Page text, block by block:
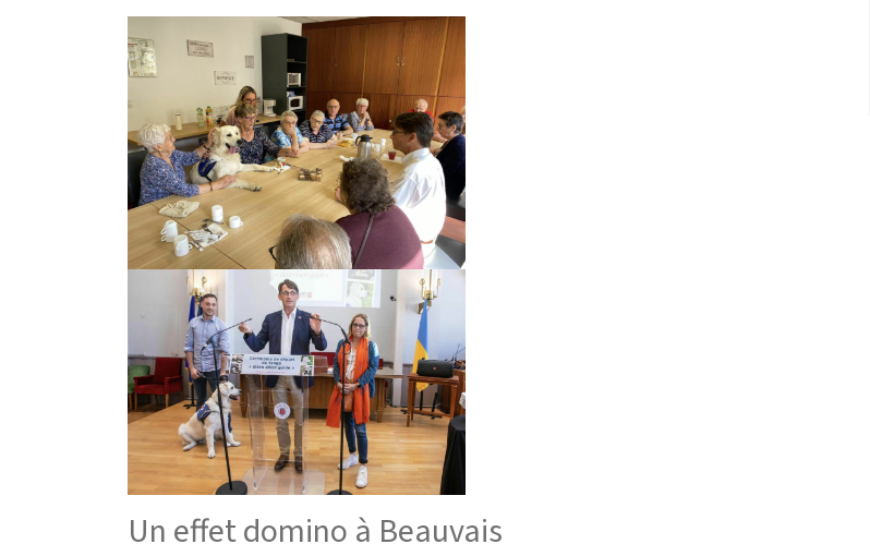
Un effet domino à Beauvais